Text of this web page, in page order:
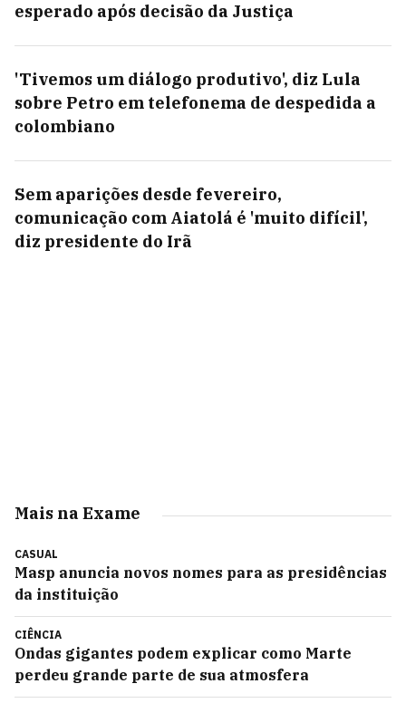
esperado após decisão da Justiça
'Tivemos um diálogo produtivo', diz Lula
sobre Petro em telefonema de despedida a
colombiano
Sem aparições desde fevereiro,
comunicação com Aiatolá é 'muito difícil',
diz presidente do Irã
Mais na Exame
CASUAL
Masp anuncia novos nomes para as presidências
da instituição
CIÊNCIA
Ondas gigantes podem explicar como Marte
perdeu grande parte de sua atmosfera